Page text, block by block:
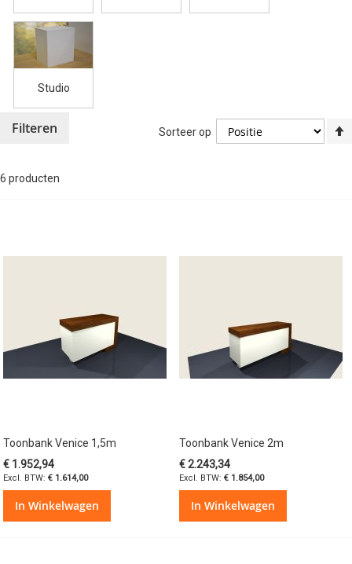
Studio
6 producten
Sorteer op
Toonbank Venice 1,5m
€ 1.952,94
€ 1.614,00
In Winkelwagen
Toonbank Venice 2m
€ 2.243,34
€ 1.854,00
In Winkelwagen
Filteren